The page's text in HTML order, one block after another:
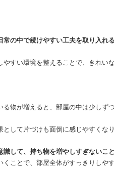
常の中で続けやすい工夫を取り入れ
すい環境を整えることで、きれい
物が増えると、部屋の中は少しず
して片づけも面倒に感じやすくなり
識して、持ち物を増やしすぎないこと
ことで、部屋全体がすっきりしやす